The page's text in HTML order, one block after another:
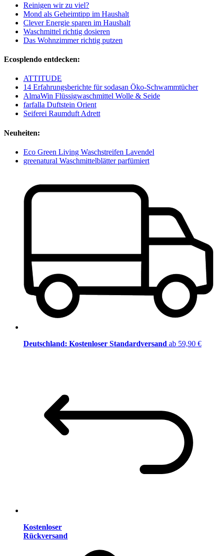
Reinigen wir zu viel?
Mond als Geheimtipp im Haushalt
Clever Energie sparen im Haushalt
Waschmittel richtig dosieren
Das Wohnzimmer richtig putzen
Ecosplendo entdecken:
ATTITUDE
14 Erfahrungsberichte für sodasan Öko-Schwammtücher
AlmaWin Flüssigwaschmittel Wolle & Seide
farfalla Duftstein Orient
Seiferei Raumduft Adrett
Neuheiten:
Eco Green Living Waschstreifen Lavendel
greenatural Waschmittelblätter parfümiert
Deutschland: Kostenloser Standardversand ab 59,90 €
Kostenloser
Rückversand